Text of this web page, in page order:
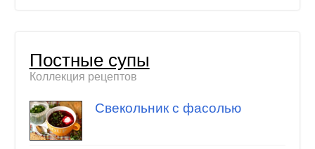
Постные супы
Коллекция рецептов
Свекольник с фасолью